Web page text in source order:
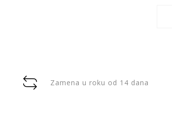
Zamena u roku od 14 dana